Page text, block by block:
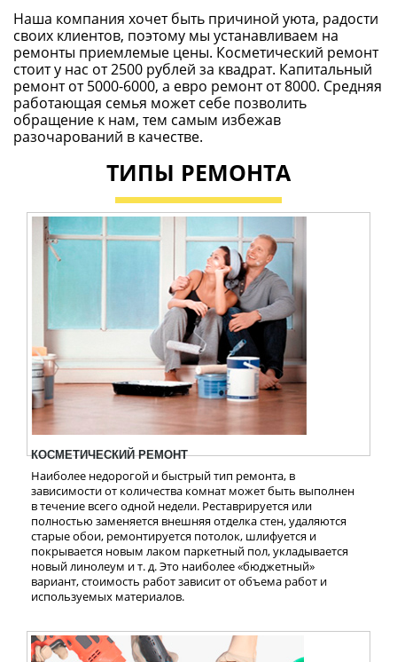
Наша компания хочет быть причиной уюта, радости
своих клиентов, поэтому мы устанавливаем на
ремонты приемлемые цены. Косметический ремонт
стоит у нас от 2500 рублей за квадрат. Капитальный
ремонт от 5000-6000, а евро ремонт от 8000. Средняя
работающая семья может себе позволить
обращение к нам, тем самым избежав
разочарований в качестве.
ТИПЫ РЕМОНТА
КОСМЕТИЧЕСКИЙ РЕМОНТ
Наиболее недорогой и быстрый тип ремонта, в
зависимости от количества комнат может быть выполнен
в течение всего одной недели. Реставрируется или
полностью заменяется внешняя отделка стен, удаляются
старые обои, ремонтируется потолок, шлифуется и
покрывается новым лаком паркетный пол, укладывается
новый линолеум и т. д. Это наиболее «бюджетный»
вариант, стоимость работ зависит от объема работ и
используемых материалов.